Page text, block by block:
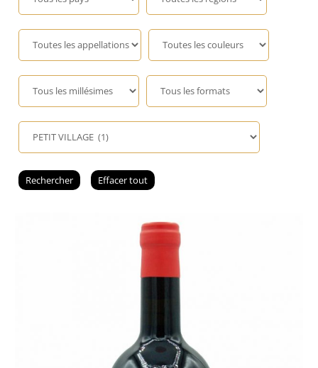
Champagne
GIN
RHUM
WHISKY